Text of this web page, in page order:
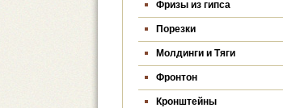
Фризы из гипса
Порезки
Молдинги и Тяги
Фронтон
Кронштейны